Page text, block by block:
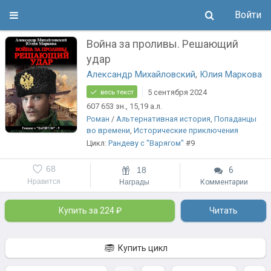
Войти
Война за проливы. Решающий
удар
Александр Михайловский, Юлия Маркова
весь текст
5 сентября 2024
607 653 зн., 15,19 а.л.
Роман /Альтернативная история,Попаданцы
во времени,Исторические приключения
Цикл:Рандеву с "Варягом" #9
Нравится
68 18
Награды
6
Комментарии
Купить за 224 ₽ Читать
Купить цикл